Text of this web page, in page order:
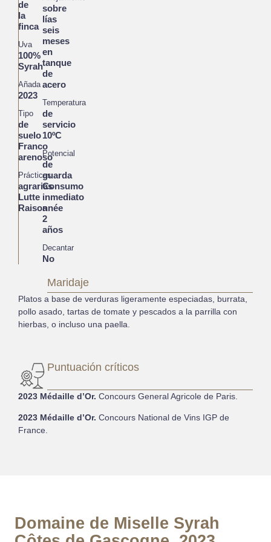
de
la
finca
Uva
100%
Syrah
Añada
2023
Tipo
de
suelo
Franco
arenoso
Prácticas
agrarias
Lutte
Raisonnée
sobre
lías
seis
meses
en
tanque
de
acero
Temperatura
de
servicio
10ºC
Potencial
de
guarda
Consumo
inmediato
a
2
años
Decantar
No
Maridaje
Platos a base de verduras ligeramente especiadas, burrata,
pollo asado, tartas de tomate y pescados a la parrilla con
hierbas, o incluso una paella.
Puntuación críticos
2023 Médaille d’Or. Concours General Agricole de Paris.
2023 Médaille d’Or. Concours National de Vins IGP de
France.
Domaine de Miselle Syrah